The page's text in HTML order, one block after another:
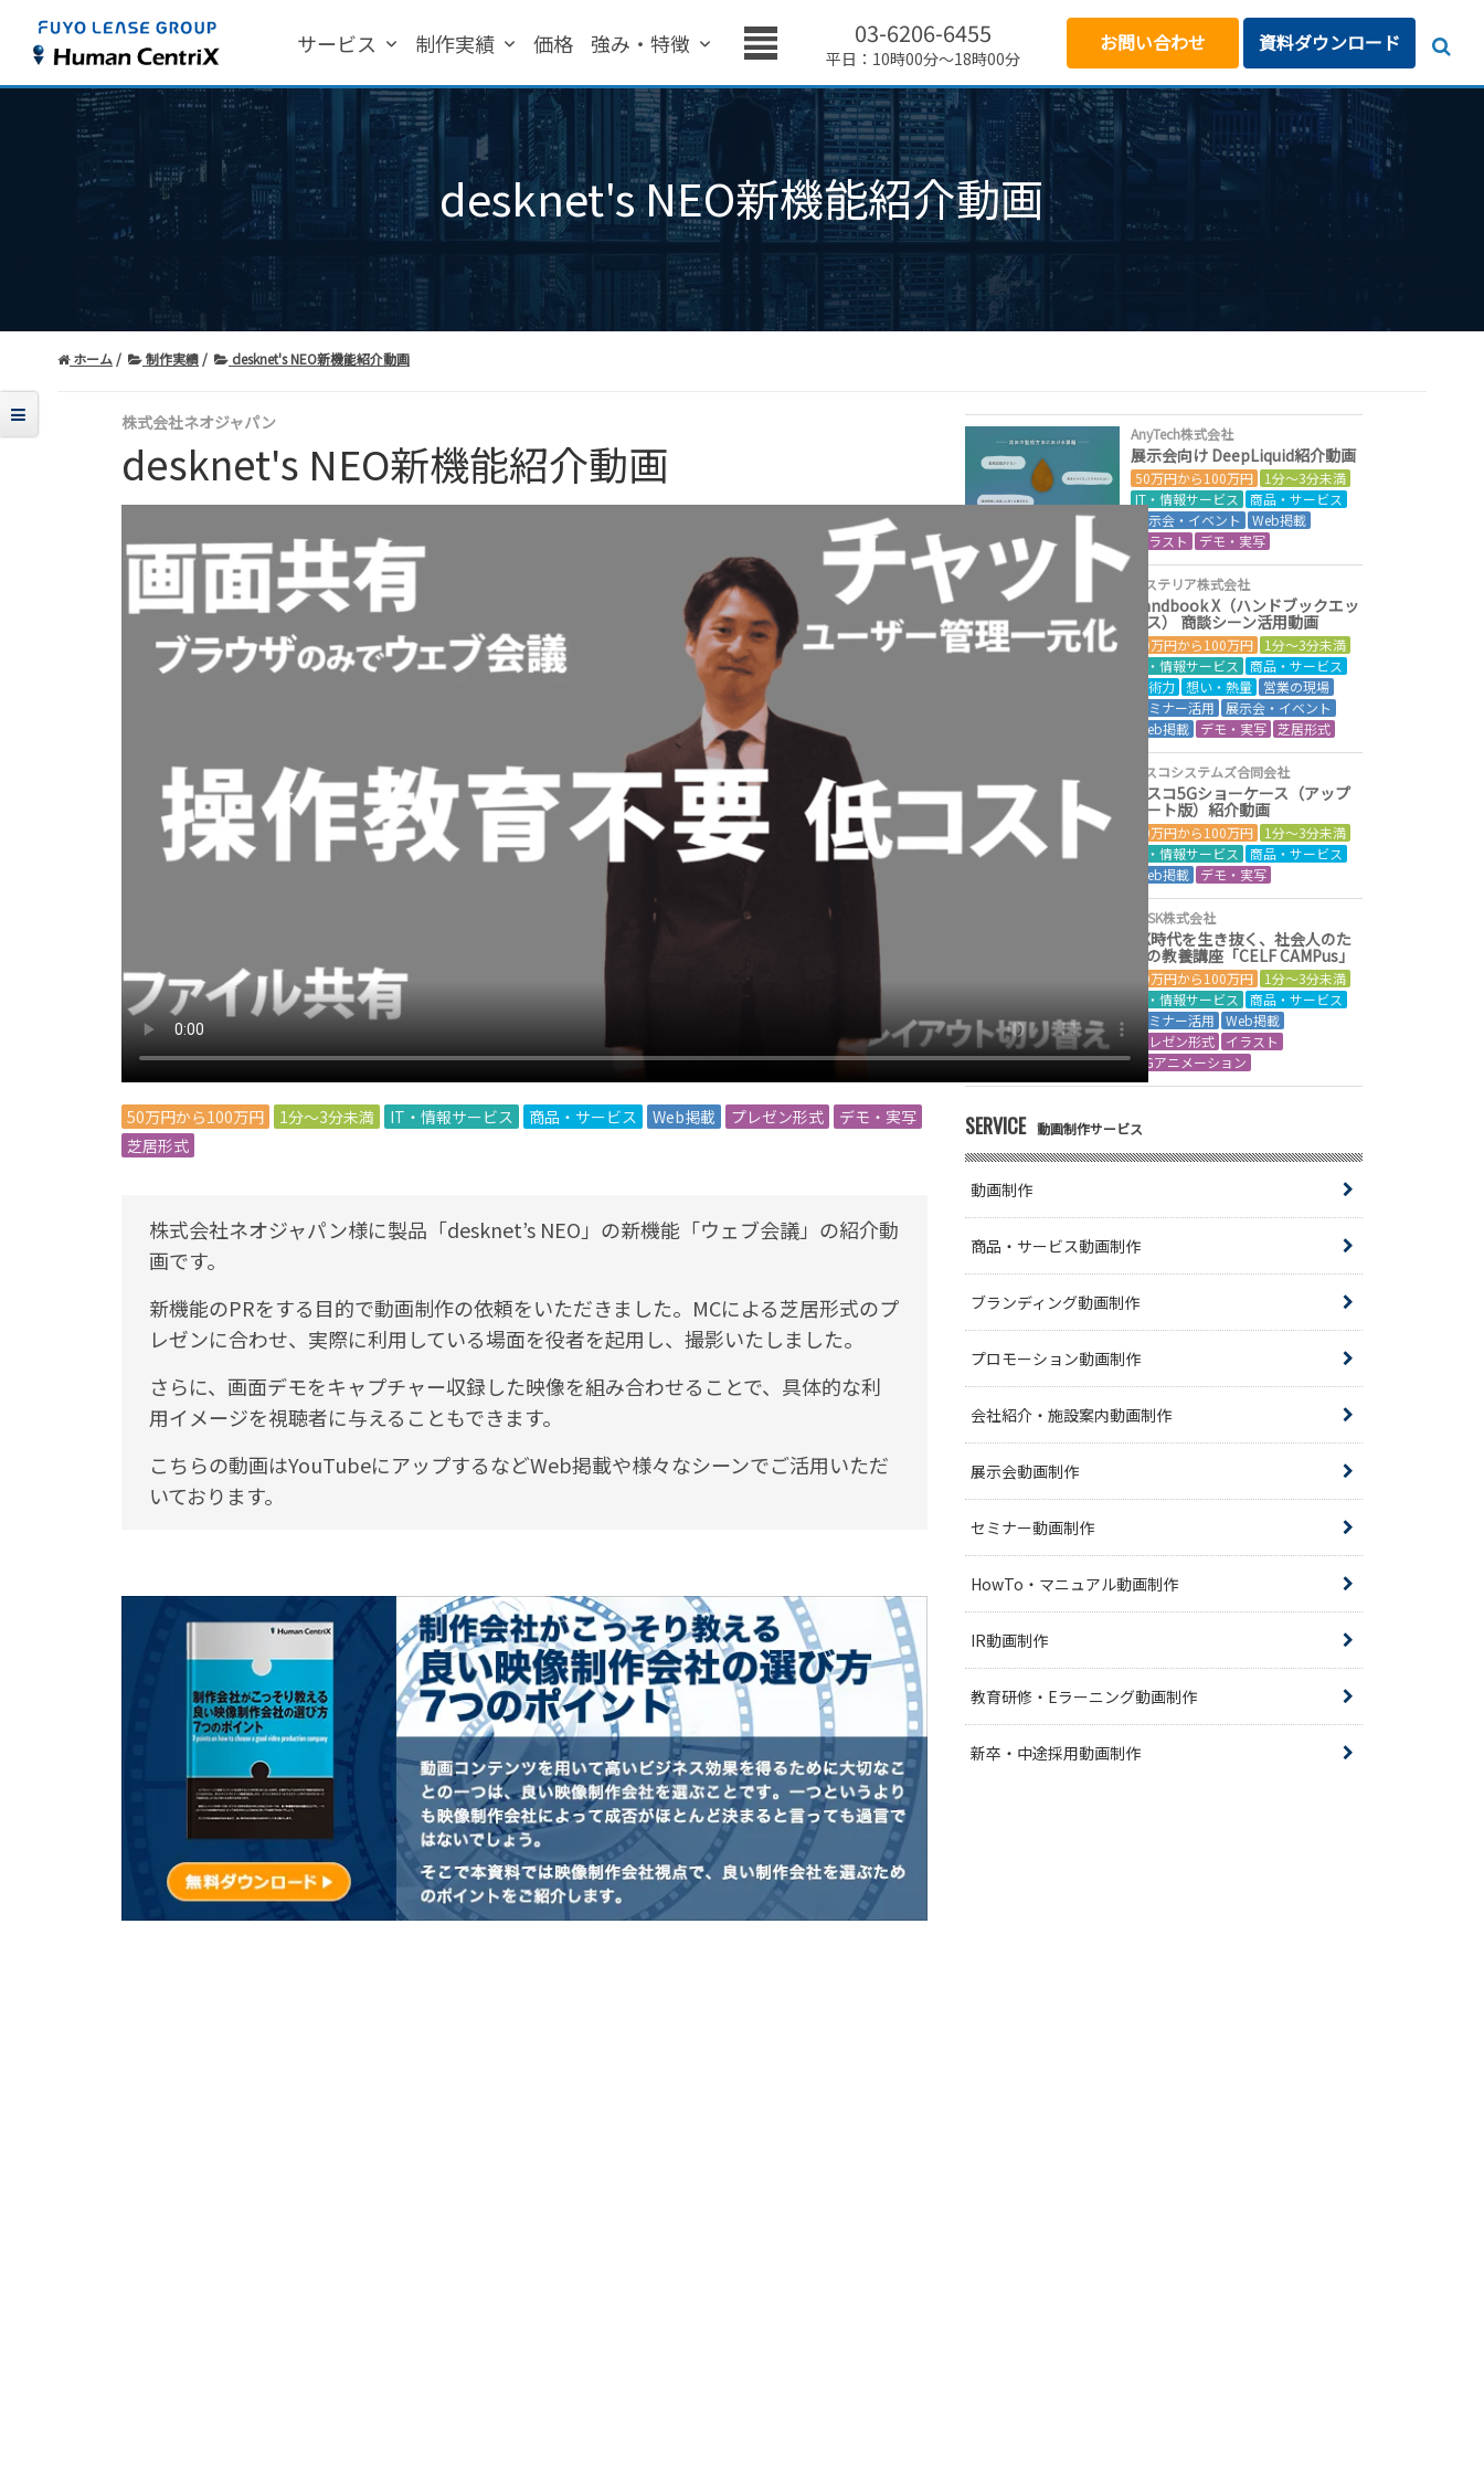
サービス 制作実績 価格 強み・特徴 03-6206-6455
平日：10時00分～18時00分
お問い合わせ 資料ダウンロード
desknet's NEO新機能紹介動画
ホーム 制作実績 desknet's NEO新機能紹介動画
株式会社ネオジャパン
desknet's NEO新機能紹介動画
50万円から100万円 1分～3分未満 IT・情報サービス 商品・サービス Web掲載 プレゼン形式
デモ・実写
芝居形式
株式会社ネオジャパン様に製品「desknet’s NEO」の新機能「ウェブ会議」の紹介動
画です。
新機能のPRをする目的で動画制作の依頼をいただきました。MCによる芝居形式のプ
レゼンに合わせ、実際に利用している場面を役者を起用し、撮影いたしました。
さらに、画面デモをキャプチャー収録した映像を組み合わせることで、具体的な利
用イメージを視聴者に与えることもできます。
こちらの動画はYouTubeにアップするなどWeb掲載や様々なシーンでご活用いただ
いております。
AnyTech株式会社
展示会向け DeepLiquid紹介動画
50万円から100万円
1分～3分未満
IT・情報サービス
商品・サービス
展示会・イベント
Web掲載
イラスト
デモ・実写
アステリア株式会社
Handbook X（ハンドブックエッ
クス） 商談シーン活用動画
50万円から100万円
1分～3分未満
IT・情報サービス
商品・サービス
技術力 想い・熱量
営業の現場
セミナー活用
展示会・イベント
Web掲載
デモ・実写 芝居形式
シスコシステムズ合同会社
シスコ5Gショーケース（アップ
デート版）紹介動画
50万円から100万円
1分～3分未満
IT・情報サービス
商品・サービス
Web掲載
デモ・実写
SCSK株式会社
DX時代を生き抜く、社会人のた
めの教養講座「CELF CAMPus」
50万円から100万円
1分～3分未満
IT・情報サービス
商品・サービス
セミナー活用
Web掲載
プレゼン形式
イラスト
CGアニメーション
SERVICE 動画制作サービス
動画制作
商品・サービス動画制作
ブランディング動画制作
プロモーション動画制作
会社紹介・施設案内動画制作
展示会動画制作
セミナー動画制作
HowTo・マニュアル動画制作
IR動画制作
教育研修・Eラーニング動画制作
新卒・中途採用動画制作